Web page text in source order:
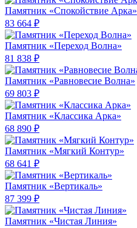
Памятник «Спокойствие Арка»
83 664 ₽
Памятник «Переход Волна»
81 838 ₽
Памятник «Равновесие Волна»
69 803 ₽
Памятник «Классика Арка»
68 890 ₽
Памятник «Мягкий Контур»
68 641 ₽
Памятник «Вертикаль»
87 399 ₽
Памятник «Чистая Линия»